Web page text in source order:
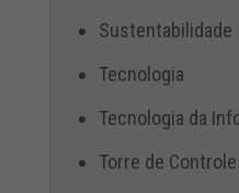
Sustentabilidade
Tecnologia
Tecnologia da
Torre de Controle